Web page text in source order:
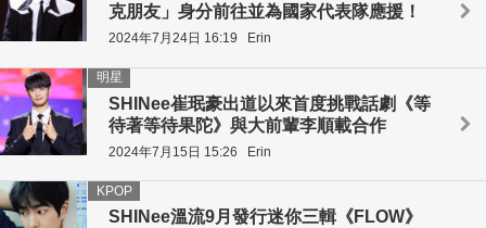
克朋友」身分前往並為國家代表隊應援！
2024年7月24日 16:19 Erin
SHINee崔珉豪出道以來首度挑戰話劇《等
待著等待果陀》與大前輩李順載合作
明星
2024年7月15日 15:26 Erin
SHINee溫流9月發行迷你三輯《FLOW》
KPOP